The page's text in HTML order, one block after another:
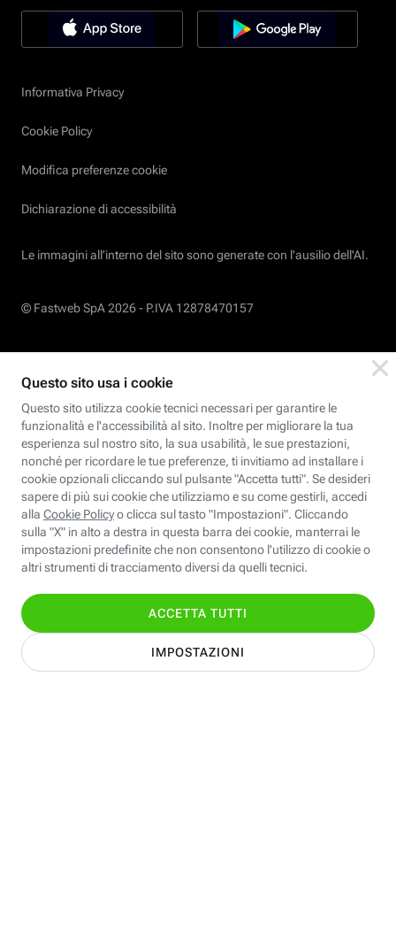
Informativa Privacy
Cookie Policy
Modifica preferenze cookie
Dichiarazione di accessibilità
Le immagini all’interno del sito sono generate con l'ausilio dell'AI.
© Fastweb SpA 2026 - P.IVA 12878470157